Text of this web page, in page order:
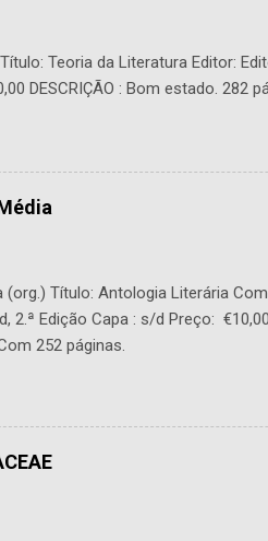
Teoria da Literatura Editor:
DESCRIÇÃO : Bom estado. 282
(org.) Título: Antologia Literária
2.ª Edição Capa : s/d Preço:
252 páginas.